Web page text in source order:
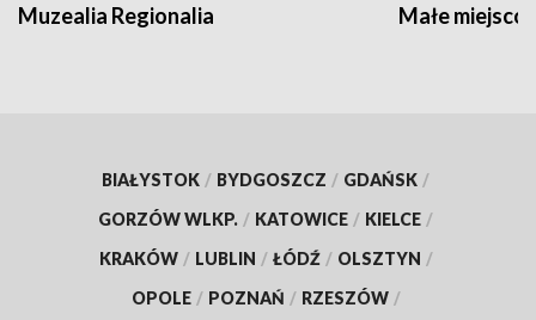
Muzealia Regionalia Małe
BIAŁYSTOK / BYDGOSZCZ / GDAŃSK /
GORZÓW WLKP. / KATOWICE / KIELCE /
KRAKÓW / LUBLIN / ŁÓDŹ / OLSZTYN /
OPOLE / POZNAŃ / RZESZÓW /